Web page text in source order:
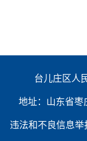
台儿庄区人
地址：山东省枣
违法和不良信息举